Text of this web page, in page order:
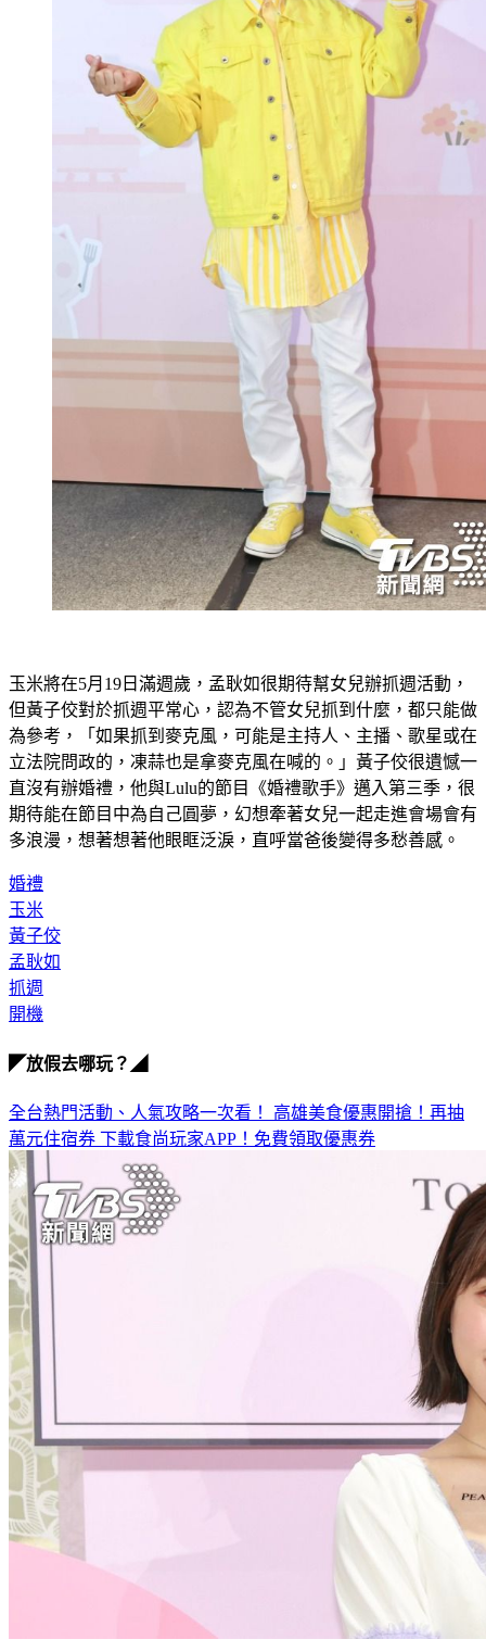
玉米將在5月19日滿週歲，孟耿如很期待幫女兒辦抓週活動，
但黃子佼對於抓週平常心，認為不管女兒抓到什麼，都只能做
為參考，「如果抓到麥克風，可能是主持人、主播、歌星或在
立法院問政的，凍蒜也是拿麥克風在喊的。」黃子佼很遺憾一
直沒有辦婚禮，他與Lulu的節目《婚禮歌手》邁入第三季，很
期待能在節目中為自己圓夢，幻想牽著女兒一起走進會場會有
多浪漫，想著想著他眼眶泛淚，直呼當爸後變得多愁善感。
婚禮
玉米
黃子佼
孟耿如
抓週
開機
◤放假去哪玩？◢
全台熱門活動、人氣攻略一次看！ 高雄美食優惠開搶！再抽
萬元住宿券 下載食尚玩家APP！免費領取優惠券